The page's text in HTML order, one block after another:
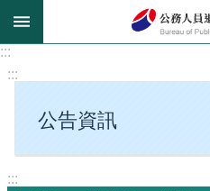
跳到主要內容區塊
:::
:::
公告資訊
:::